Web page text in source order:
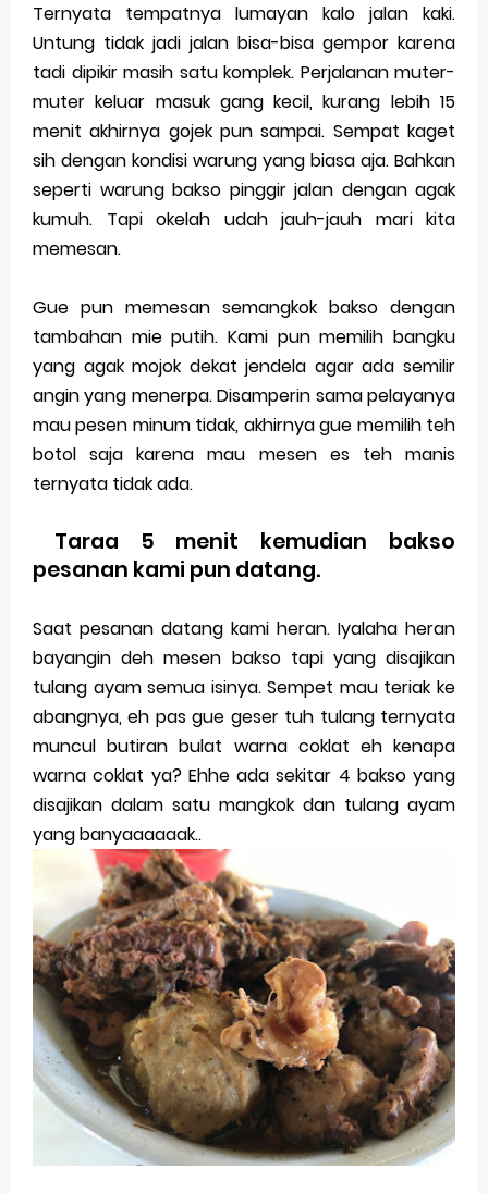
Ternyata tempatnya lumayan kalo jalan kaki.
Untung tidak jadi jalan bisa-bisa gempor karena
tadi dipikir masih satu komplek. Perjalanan muter-
muter keluar masuk gang kecil, kurang lebih 15
menit akhirnya gojek pun sampai. Sempat kaget
sih dengan kondisi warung yang biasa aja. Bahkan
seperti warung bakso pinggir jalan dengan agak
kumuh. Tapi okelah udah jauh-jauh mari kita
memesan.
Gue pun memesan semangkok bakso dengan
tambahan mie putih. Kami pun memilih bangku
yang agak mojok dekat jendela agar ada semilir
angin yang menerpa. Disamperin sama pelayanya
mau pesen minum tidak, akhirnya gue memilih teh
botol saja karena mau mesen es teh manis
ternyata tidak ada.
Taraa 5 menit kemudian bakso
pesanan kami pun datang.
Saat pesanan datang kami heran. Iyalaha heran
bayangin deh mesen bakso tapi yang disajikan
tulang ayam semua isinya. Sempet mau teriak ke
abangnya, eh pas gue geser tuh tulang ternyata
muncul butiran bulat warna coklat eh kenapa
warna coklat ya? Ehhe ada sekitar 4 bakso yang
disajikan dalam satu mangkok dan tulang ayam
yang banyaaaaaak..